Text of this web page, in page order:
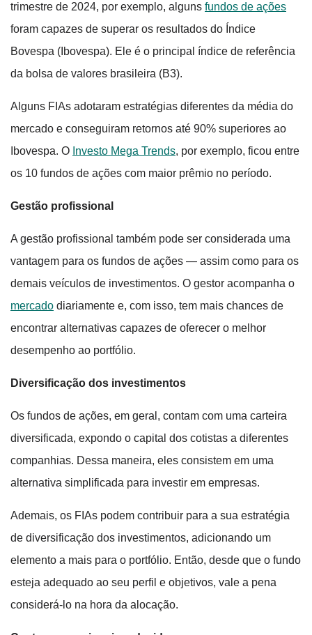
trimestre de 2024, por exemplo, alguns fundos de ações
foram capazes de superar os resultados do Índice
Bovespa (Ibovespa). Ele é o principal índice de referência
da bolsa de valores brasileira (B3).
Alguns FIAs adotaram estratégias diferentes da média do
mercado e conseguiram retornos até 90% superiores ao
Ibovespa. O Investo Mega Trends, por exemplo, ficou entre
os 10 fundos de ações com maior prêmio no período.
Gestão profissional
A gestão profissional também pode ser considerada uma
vantagem para os fundos de ações — assim como para os
demais veículos de investimentos. O gestor acompanha o
mercado diariamente e, com isso, tem mais chances de
encontrar alternativas capazes de oferecer o melhor
desempenho ao portfólio.
Diversificação dos investimentos
Os fundos de ações, em geral, contam com uma carteira
diversificada, expondo o capital dos cotistas a diferentes
companhias. Dessa maneira, eles consistem em uma
alternativa simplificada para investir em empresas.
Ademais, os FIAs podem contribuir para a sua estratégia
de diversificação dos investimentos, adicionando um
elemento a mais para o portfólio. Então, desde que o fundo
esteja adequado ao seu perfil e objetivos, vale a pena
considerá-lo na hora da alocação.